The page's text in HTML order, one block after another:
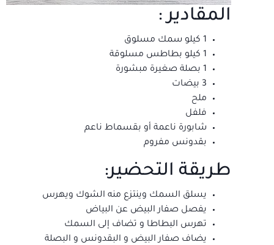
المقادير :
1 كيلو سمك مسلوق
1 كيلو بطاطس مسلوقة
1 بصلة صغيرة مبشورة
3 بيضات
ملح
فلفل
شابورة ناعمة أو بقسماط ناعم
بقدونس مفروم
طريقة التحضير:
يسلق السمك وينتزع منه الشوك ويهرس
يفصل صفار البيض عن البياض
تهرس البطاطا و تضاف إلى السمك
يضاف صفار البيض و البقدونس و البصلة